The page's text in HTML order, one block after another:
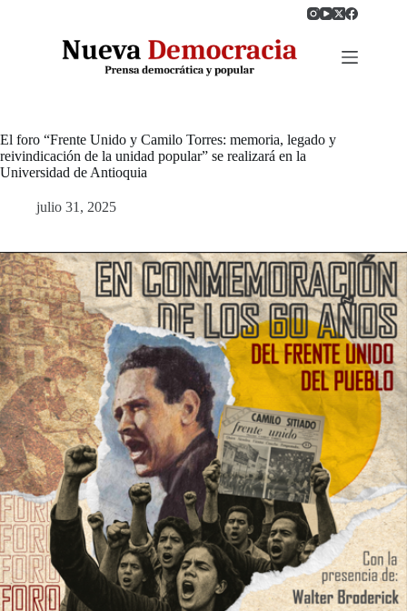
El foro “Frente Unido y Camilo Torres: memoria, legado y
reivindicación de la unidad popular” se realizará en la
Universidad de Antioquia
julio 31, 2025